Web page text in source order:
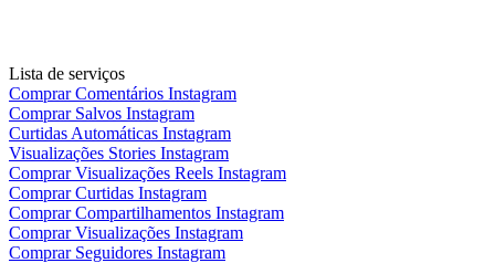
Lista de serviços
Comprar Comentários Instagram
Comprar Salvos Instagram
Curtidas Automáticas Instagram
Visualizações Stories Instagram
Comprar Visualizações Reels Instagram
Comprar Curtidas Instagram
Comprar Compartilhamentos Instagram
Comprar Visualizações Instagram
Comprar Seguidores Instagram